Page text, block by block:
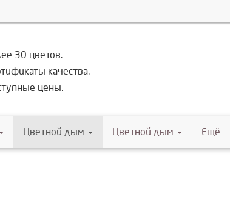
30 цветов.
качества.
цены.
Цветной дым Цветной дым Ещё